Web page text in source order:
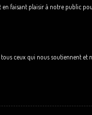
en faisant plaisir à notre public
ceux qui nous soutiennent et